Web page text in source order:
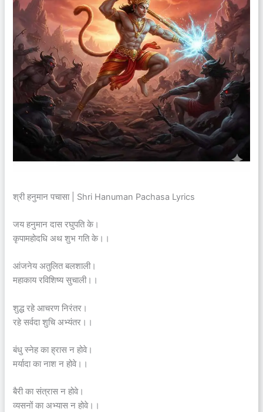
श्री हनुमान पचासा | Shri Hanuman Pachasa Lyrics
जय हनुमान दास रघुपति के।
कृपामहोदधि अथ शुभ गति के।।
आंजनेय अतुलित बलशाली।
महाकाय रविशिष्य सुचाली।।
शुद्ध रहे आचरण निरंतर।
रहे सर्वदा शुचि अभ्यंतर।।
बंधु स्नेह का ह्रास न होवे।
मर्यादा का नाश न होवे।।
बैरी का संत्रास न होवे।
व्यसनों का अभ्यास न होवे।।